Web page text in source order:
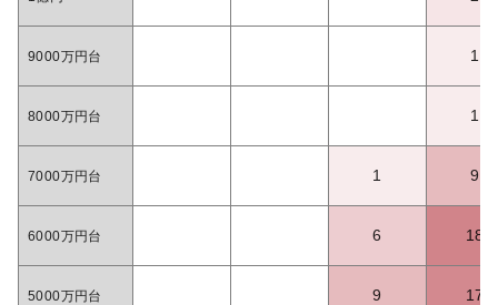
9000万円台 1
8000万円台 1
7000万円台 1 9
6000万円台 6 18
5000万円台 9 17